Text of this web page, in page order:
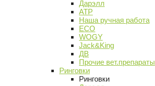
Дарэлл
АТР
Наша ручная работа
ECO
WOGY
Jack&King
ДВ
Прочие вет.препараты
Ринговки
Ринговки